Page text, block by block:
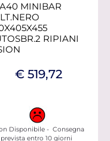
MINIBAR
RIPIANI
€ 519,72
Disponibile - Consegna
prevista entro 10 giorni